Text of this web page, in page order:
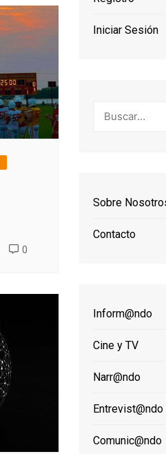
0
Iniciar Sesión
Sobre
Contacto
Inform@ndo
Cine y TV
Narr@ndo
Entrevist@ndo
Comunic@ndo